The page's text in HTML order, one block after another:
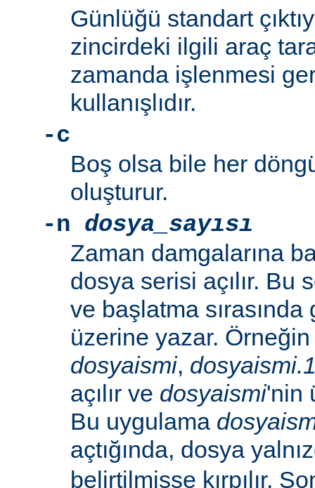
Günlüğü standart
zincirdeki ilgili araç
zamanda işlenmesi
kullanışlıdır.
-c
Boş olsa bile her
oluşturur.
-n dosya_sayısı
Zaman damgalarına
dosya serisi açılır. Bu
ve başlatma sırasında
üzerine yazar.
dosyaismi,
açılır ve dosyaismi'nin
Bu uygulama
açtığında, dosya
belirtilmişse kırpılır.